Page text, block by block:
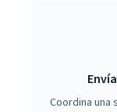
Coordina una